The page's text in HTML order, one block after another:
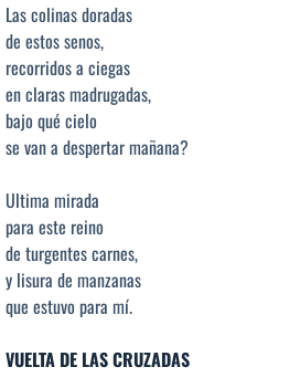
Las colinas doradas
de estos senos,
recorridos a ciegas
en claras madrugadas,
bajo qué cielo
se van a despertar mañana?
Ultima mirada
para este reino
de turgentes carnes,
y lisura de manzanas
que estuvo para mí.
VUELTA DE LAS CRUZADAS